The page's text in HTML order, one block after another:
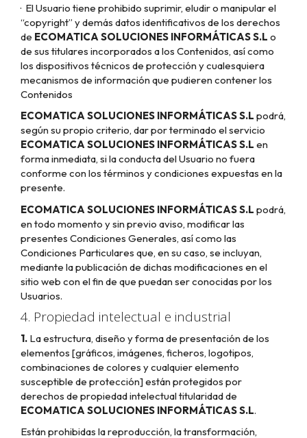
· El Usuario tiene prohibido suprimir, eludir o manipular el
“copyright” y demás datos identificativos de los derechos
de ECOMATICA SOLUCIONES INFORMÁTICAS S.L o
de sus titulares incorporados a los Contenidos, así como
los dispositivos técnicos de protección y cualesquiera
mecanismos de información que pudieren contener los
Contenidos
ECOMATICA SOLUCIONES INFORMÁTICAS S.L podrá,
según su propio criterio, dar por terminado el servicio
ECOMATICA SOLUCIONES INFORMÁTICAS S.L en
forma inmediata, si la conducta del Usuario no fuera
conforme con los términos y condiciones expuestas en la
presente.
ECOMATICA SOLUCIONES INFORMÁTICAS S.L podrá,
en todo momento y sin previo aviso, modificar las
presentes Condiciones Generales, así como las
Condiciones Particulares que, en su caso, se incluyan,
mediante la publicación de dichas modificaciones en el
sitio web con el fin de que puedan ser conocidas por los
Usuarios.
4. Propiedad intelectual e industrial
1. La estructura, diseño y forma de presentación de los
elementos [gráficos, imágenes, ficheros, logotipos,
combinaciones de colores y cualquier elemento
susceptible de protección] están protegidos por
derechos de propiedad intelectual titularidad de
ECOMATICA SOLUCIONES INFORMÁTICAS S.L.
Están prohibidas la reproducción, la transformación,